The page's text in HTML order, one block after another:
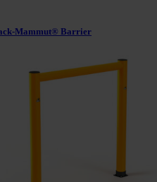
Mammut® Barrier